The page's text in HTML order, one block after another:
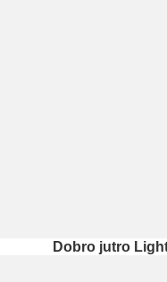
Dobro jutro